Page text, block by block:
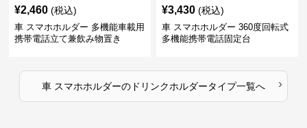
¥2,460 (税込)
車 スマホホルダー 多機能車載用
携帯電話立て兼飲み物置き
¥3,430 (税込)
車 スマホホルダー 360度回転式
多機能携帯電話固定台
車 スマホホルダーのドリンクホルダータイプ一覧へ ›